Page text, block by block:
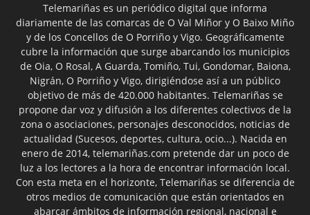
Telemariñas es un periódico digital que informa
diariamente de las comarcas de O Val Miñor y O Baixo Miño
y de los Concellos de O Porriño y Vigo. Geográficamente
cubre la información que surge abarcando los municipios
de Oia, O Rosal, A Guarda, Tomiño, Tui, Gondomar, Baiona,
Nigrán, O Porriño y Vigo, dirigiéndose así a un público
objetivo de más de 420.000 habitantes. Telemariñas se
propone dar voz y difusión a los diferentes colectivos de la
zona o asociaciones, personajes desconocidos, noticias de
actualidad (Sucesos, deportes, cultura, ocio...). Nacida en
enero de 2014, telemariñas.com pretende dar un poco de
luz a los lectores a la hora de encontrar información local.
Con esta meta en el horizonte, Telemariñas se diferencia de
otros medios de comunicación que están orientados en
abarcar ámbitos de información regional, nacional e